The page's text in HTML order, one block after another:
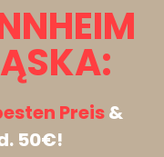
Preis&
50€!